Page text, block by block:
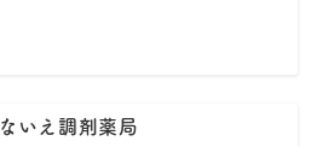
ないえ調剤薬局